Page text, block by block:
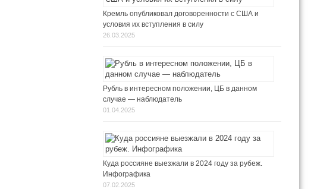
Кремль опубликовал договоренности с США и
условия их вступления в силу
26.03.2025
Рубль в интересном положении, ЦБ в данном
случае — наблюдатель
01.04.2025
Куда россияне выезжали в 2024 году за рубеж.
Инфографика
07.02.2025